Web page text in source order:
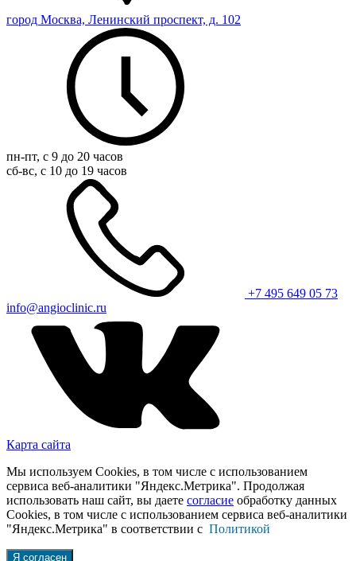
город Москва, Ленинский проспект, д. 102
пн-пт, с 9 до 20 часов
сб-вс, с 10 до 19 часов
+7 495 649 05 73
info@angioclinic.ru
Карта сайта
Мы используем Cookies, в том числе с использованием
сервиса веб-аналитики "Яндекс.Метрика". Продолжая
использовать наш сайт, вы даете согласие обработку данных
Cookies, в том числе с использованием сервиса веб-аналитики
"Яндекс.Метрика" в соответствии с Политикой
Я согласен